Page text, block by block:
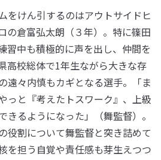
をけん引するのはアウトサイドヒ
の倉富弘太朗（３年）。特に篠田
習中も積極的に声を出し、仲間を
高校総体で1年生ながら大きな存
遠々内慎もカギとなる選手。「ま
っと『考えたトスワーク』、上級
きるようになった」（舞監督）。
役割について舞監督と突き詰めて
を担う自覚や責任感も芽生えつつ